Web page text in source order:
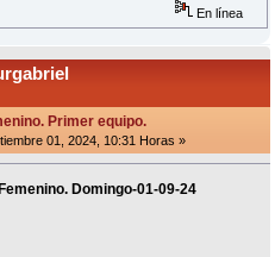
En línea
Primer equipo.
01, 2024, 10:31 Horas »
Domingo-01-09-24